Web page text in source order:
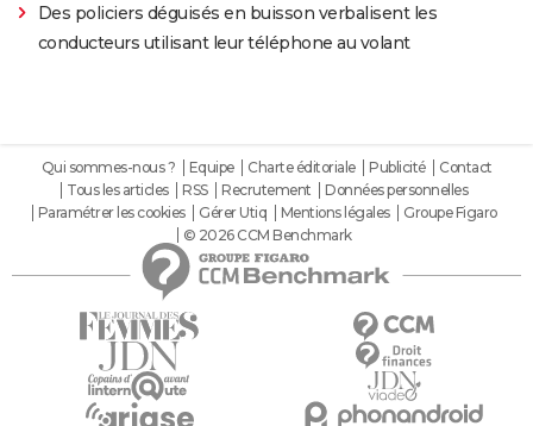
Des policiers déguisés en buisson verbalisent les
conducteurs utilisant leur téléphone au volant
Qui sommes-nous ? Equipe Charte éditoriale Publicité
Contact
Tous les articles
RSS Recrutement
Données personnelles
Paramétrer les cookies
Gérer Utiq Mentions légales
Groupe Figaro
© 2026 CCM Benchmark